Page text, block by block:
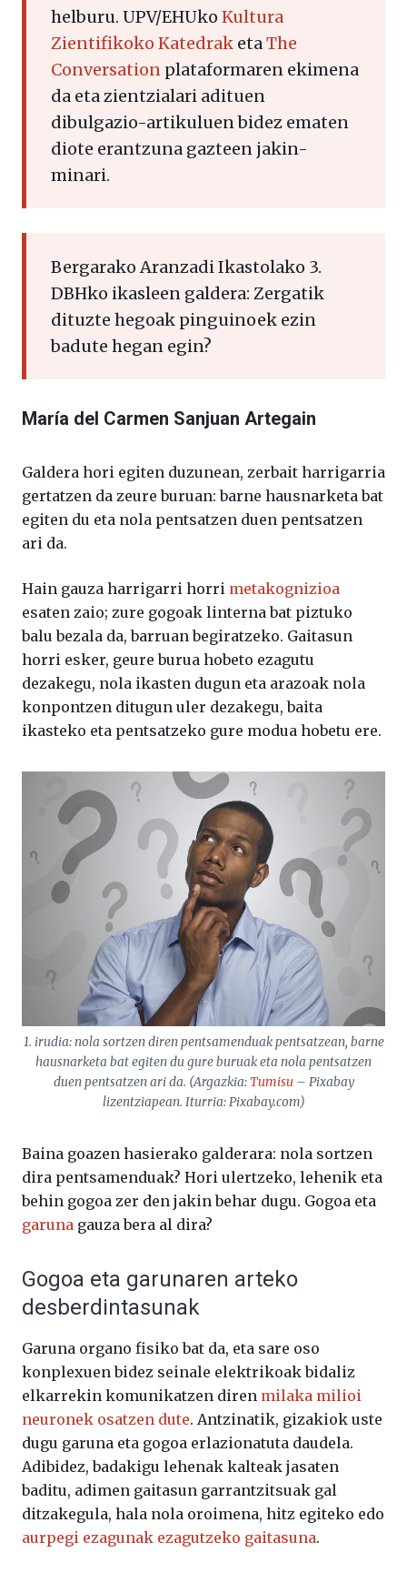
helburu. UPV/EHUko Kultura
Zientifikoko Katedrak eta The
Conversation plataformaren ekimena
da eta zientzialari adituen
dibulgazio-artikuluen bidez ematen
diote erantzuna gazteen jakin-
minari.
Bergarako Aranzadi Ikastolako 3.
DBHko ikasleen galdera: Zergatik
dituzte hegoak pinguinoek ezin
badute hegan egin?
María del Carmen Sanjuan Artegain
Galdera hori egiten duzunean, zerbait harrigarria
gertatzen da zeure buruan: barne hausnarketa bat
egiten du eta nola pentsatzen duen pentsatzen
ari da.
Hain gauza harrigarri horri metakognizioa
esaten zaio; zure gogoak linterna bat piztuko
balu bezala da, barruan begiratzeko. Gaitasun
horri esker, geure burua hobeto ezagutu
dezakegu, nola ikasten dugun eta arazoak nola
konpontzen ditugun uler dezakegu, baita
ikasteko eta pentsatzeko gure modua hobetu ere.
1. irudia: nola sortzen diren pentsamenduak pentsatzean, barne
hausnarketa bat egiten du gure buruak eta nola pentsatzen
duen pentsatzen ari da. (Argazkia:Tumisu– Pixabay
lizentziapean. Iturria: Pixabay.com)
Baina goazen hasierako galderara: nola sortzen
dira pentsamenduak? Hori ulertzeko, lehenik eta
behin gogoa zer den jakin behar dugu. Gogoa eta
garuna gauza bera al dira?
Gogoa eta garunaren arteko
desberdintasunak
Garuna organo fisiko bat da, eta sare oso
konplexuen bidez seinale elektrikoak bidaliz
elkarrekin komunikatzen diren milaka milioi
neuronek osatzen dute. Antzinatik, gizakiok uste
dugu garuna eta gogoa erlazionatuta daudela.
Adibidez, badakigu lehenak kalteak jasaten
baditu, adimen gaitasun garrantzitsuak gal
ditzakegula, hala nola oroimena, hitz egiteko edo
aurpegi ezagunak ezagutzeko gaitasuna.